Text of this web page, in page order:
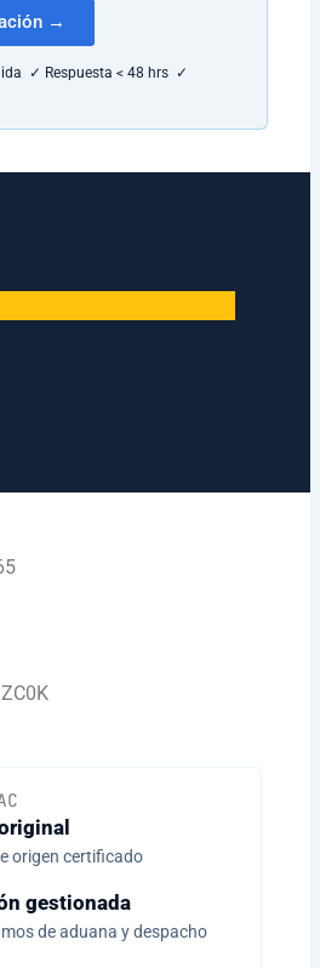
→
✓ Respuesta < 48 hrs ✓
origen certificado
gestionada
de aduana y despacho